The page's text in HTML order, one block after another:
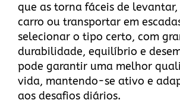
que as torna fáceis de
carro ou transportar em
selecionar o tipo certo, com
durabilidade, equilíbrio e
pode garantir uma melhor
vida, mantendo-se ativo e
aos desafios diários.